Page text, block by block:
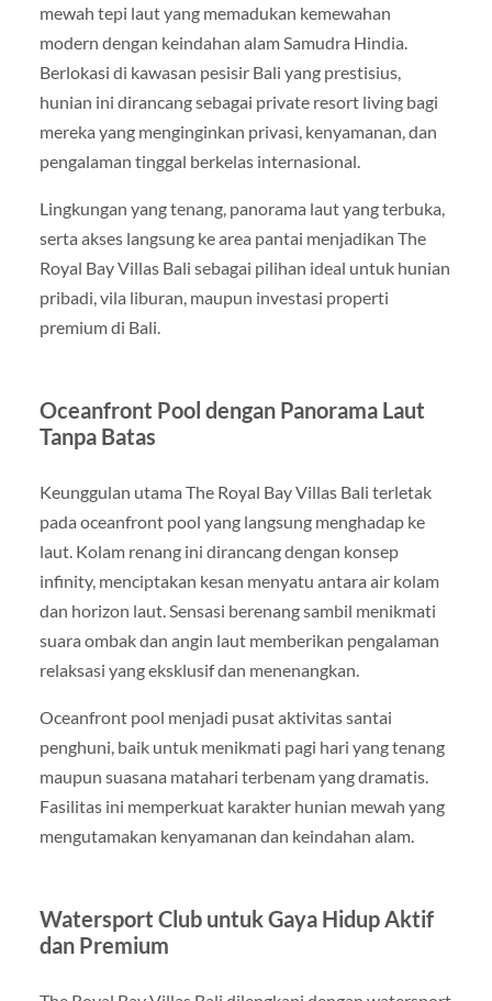
mewah tepi laut yang memadukan kemewahan
modern dengan keindahan alam Samudra Hindia.
Berlokasi di kawasan pesisir Bali yang prestisius,
hunian ini dirancang sebagai private resort living bagi
mereka yang menginginkan privasi, kenyamanan, dan
pengalaman tinggal berkelas internasional.
Lingkungan yang tenang, panorama laut yang terbuka,
serta akses langsung ke area pantai menjadikan The
Royal Bay Villas Bali sebagai pilihan ideal untuk hunian
pribadi, vila liburan, maupun investasi properti
premium di Bali.
Oceanfront Pool dengan Panorama Laut
Tanpa Batas
Keunggulan utama The Royal Bay Villas Bali terletak
pada oceanfront pool yang langsung menghadap ke
laut. Kolam renang ini dirancang dengan konsep
infinity, menciptakan kesan menyatu antara air kolam
dan horizon laut. Sensasi berenang sambil menikmati
suara ombak dan angin laut memberikan pengalaman
relaksasi yang eksklusif dan menenangkan.
Oceanfront pool menjadi pusat aktivitas santai
penghuni, baik untuk menikmati pagi hari yang tenang
maupun suasana matahari terbenam yang dramatis.
Fasilitas ini memperkuat karakter hunian mewah yang
mengutamakan kenyamanan dan keindahan alam.
Watersport Club untuk Gaya Hidup Aktif
dan Premium